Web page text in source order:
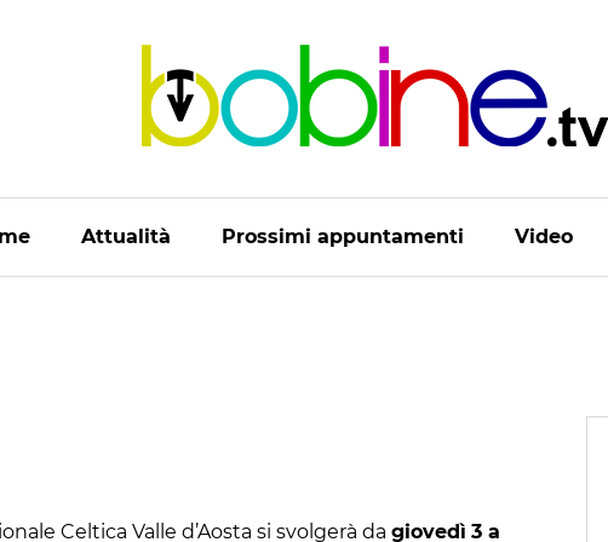
Attualità Prossimi appuntamenti Video
Celtica Valle d’Aosta si svolgerà da giovedì 3 a